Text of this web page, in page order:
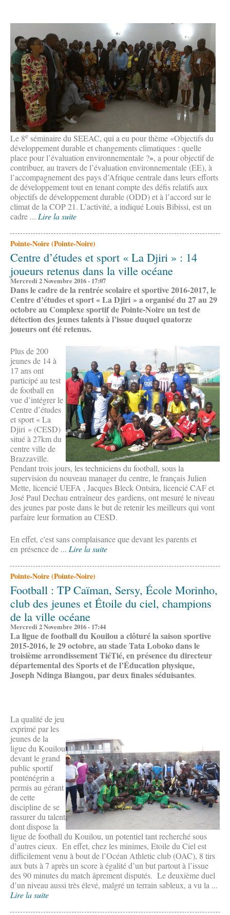
Le 8e séminaire du SEEAC, qui a eu pour thème «Objectifs du
développement durable et changements climatiques : quelle
place pour l’évaluation environnementale ?», a pour objectif de
contribuer, au travers de l’évaluation environnementale (EE), à
l’accompagnement des pays d’Afrique centrale dans leurs efforts
de développement tout en tenant compte des défis relatifs aux
objectifs de développement durable (ODD) et à l’accord sur le
climat de la COP 21. L’activité, a indiqué Louis Bibissi, est un
cadre ... Lire la suite
Pointe-Noire (Pointe-Noire)
Centre d’études et sport « La Djiri » : 14
joueurs retenus dans la ville océane
Mercredi 2 Novembre 2016 - 17:07
Dans le cadre de la rentrée scolaire et sportive 2016-2017, le
Centre d’études et sport « La Djiri »a organisé du 27 au 29
octobre au Complexe sportif de Pointe-Noire un test de
détection des jeunes talents à l’issue duquel quatorze
joueurs ont été retenus.
Plus de 200
jeunes de 14 à
17 ans ont
participé au test
de football en
vue d’intégrer le
Centre d’études
et sport « La
Djiri » (CESD)
situé à 27km du
centre ville de
Brazzaville.
Pendant trois jours, les techniciens du football, sous la
supervision du nouveau manager du centre, le français Julien
Mette, licencié UEFA , Jacques Bleck Ontsira, licencié CAF et
José Paul Dechau entraîneur des gardiens, ont mesuré le niveau
des jeunes par poste dans le but de retenir les meilleurs qui vont
parfaire leur formation au CESD.
En effet, c'est sans complaisance que devant les parents et
en présence de ... Lire la suite
Pointe-Noire (Pointe-Noire)
Football : TP Caïman, Sersy, École Morinho,
club des jeunes et Étoile du ciel, champions
de la ville océane
Mercredi 2 Novembre 2016 - 17:44
La ligue de football du Kouilou a clôturé la saison sportive
2015-2016, le 29 octobre, au stade Tata Loboko dans le
troisième arrondissement TiéTié, en présence du directeur
départemental des Sports et de l’Éducation physique,
Joseph Ndinga Biangou, par deux finales séduisantes.
La qualité de jeu
exprimé par les
jeunes de la
ligue du Kouilou
devant le grand
public sportif
ponténégrin a
permis au gérant
de cette
discipline de se
rassurer du talent
dont dispose la
ligue de football du Kouilou, un potentiel tant recherché sous
d’autres cieux. En effet, chez les minimes, Etoile du Ciel est
difficilement venu à bout de l’Océan Athletic club (OAC), 8 tirs
aux buts à 7 après un score à égalité d’un but partout à l’issue
des 90 minutes du match âprement disputés. Le deuxième duel
d’un niveau aussi très élevé, malgré un terrain sableux, a vu la ...
Lire la suite